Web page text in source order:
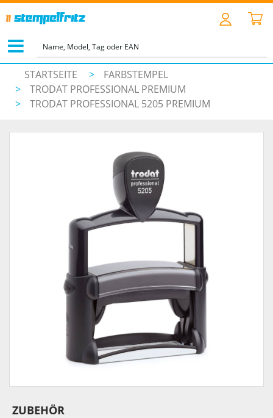
STARTSEITE >
FARBSTEMPEL
>
TRODAT PROFESSIONAL PREMIUM
>
TRODAT PROFESSIONAL 5205 PREMIUM
ZUBEHÖR